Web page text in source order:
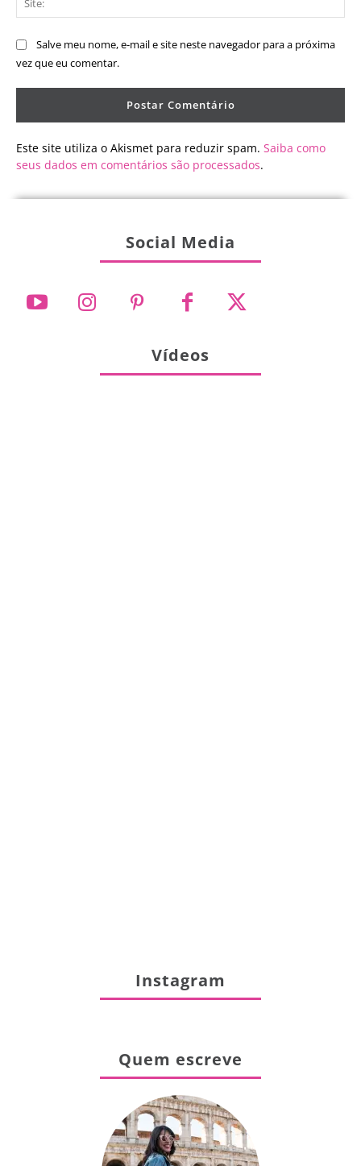
Salve meu nome, e-mail e site neste navegador para a próxima
vez que eu comentar.
Este site utiliza o Akismet para reduzir spam. Saiba como
seus dados em comentários são processados.
Social Media
Vídeos
Instagram
Quem escreve